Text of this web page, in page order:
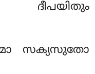
ദീപയിതും
സക്യസുതോ